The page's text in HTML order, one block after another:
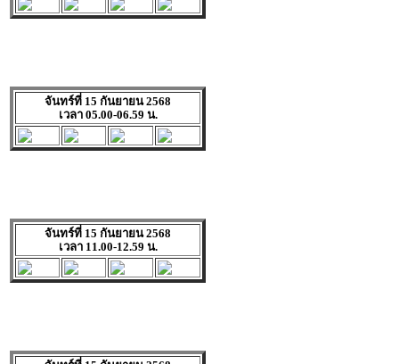
จันทร์ที่ 15 กันยายน 2568
เวลา 05.00-06.59 น.
จันทร์ที่ 15 กันยายน 2568
เวลา 11.00-12.59 น.